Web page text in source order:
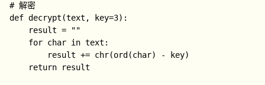
# 解密
def decrypt(text, key=3):
    result = ""
    for char in text:
        result += chr(ord(char) - key)
    return result